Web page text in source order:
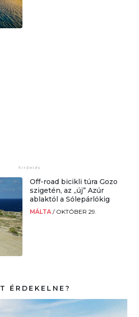
Off-road bicikli túra Gozo
szigetén, az „új” Azúr
ablaktól a Sólepárlókig
MÁLTA / OKTÓBER 29.
ÉRDEKELNE?